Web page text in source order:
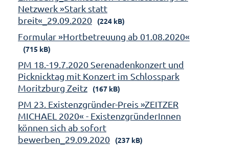
Netzwerk »Stark statt
breit«_29.09.2020
(224 kB)
Formular »Hortbetreuung ab 01.08.2020«
(715 kB)
PM 18.-19.7.2020 Serenadenkonzert und
Picknicktag mit Konzert im Schlosspark
Moritzburg Zeitz
(167 kB)
PM 23. Existenzgründer-Preis »ZEITZER
MICHAEL 2020« - ExistenzgründerInnen
können sich ab sofort
bewerben_29.09.2020
(237 kB)